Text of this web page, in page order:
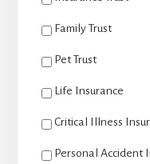
Family Trust
Pet Trust
Life Insurance
Critical Illness
Personal Accident